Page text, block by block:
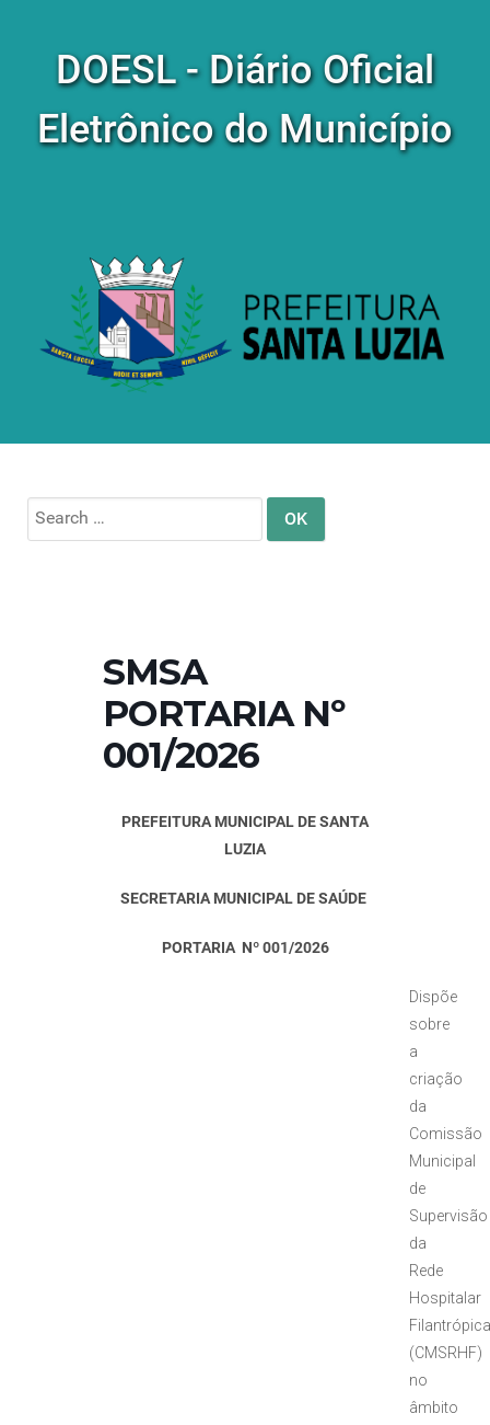
DOESL - Diário Oficial
Eletrônico do Município
Search
for:
SMSA
PORTARIA Nº
001/2026
PREFEITURA MUNICIPAL DE SANTA
LUZIA
SECRETARIA MUNICIPAL DE SAÚDE
PORTARIA Nº 001/2026
Dispõe
sobre
a
criação
da
Comissão
Municipal
de
Supervisão
da
Rede
Hospitalar
Filantrópica
(CMSRHF)
no
âmbito